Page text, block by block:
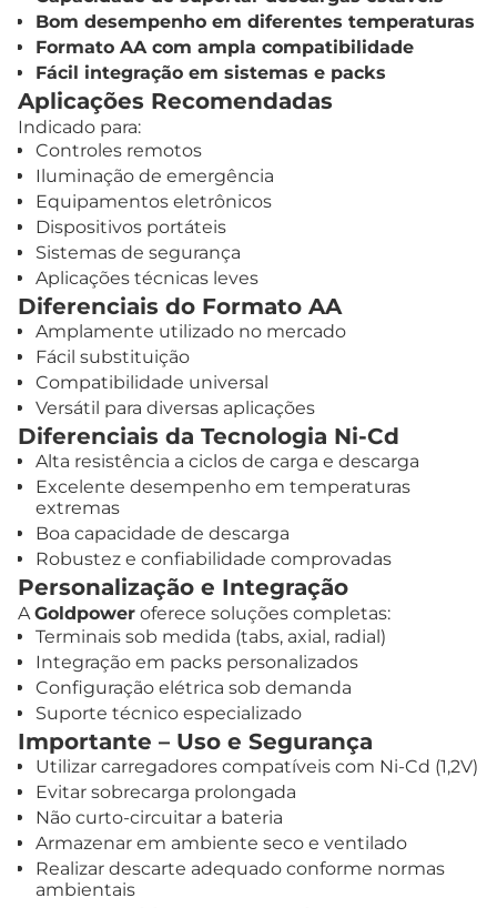
Bom desempenho em diferentes temperaturas
Formato AA com ampla compatibilidade
Fácil integração em sistemas e packs
Aplicações Recomendadas
Indicado para:
Controles remotos
Iluminação de emergência
Equipamentos eletrônicos
Dispositivos portáteis
Sistemas de segurança
Aplicações técnicas leves
Diferenciais do Formato AA
Amplamente utilizado no mercado
Fácil substituição
Compatibilidade universal
Versátil para diversas aplicações
Diferenciais da Tecnologia Ni-Cd
Alta resistência a ciclos de carga e descarga
Excelente desempenho em temperaturas
extremas
Boa capacidade de descarga
Robustez e confiabilidade comprovadas
Personalização e Integração
AGoldpower oferece soluções completas:
Terminais sob medida (tabs, axial, radial)
Integração em packs personalizados
Configuração elétrica sob demanda
Suporte técnico especializado
Importante – Uso e Segurança
Utilizar carregadores compatíveis com Ni-Cd (1,2V)
Evitar sobrecarga prolongada
Não curto-circuitar a bateria
Armazenar em ambiente seco e ventilado
Realizar descarte adequado conforme normas
ambientais